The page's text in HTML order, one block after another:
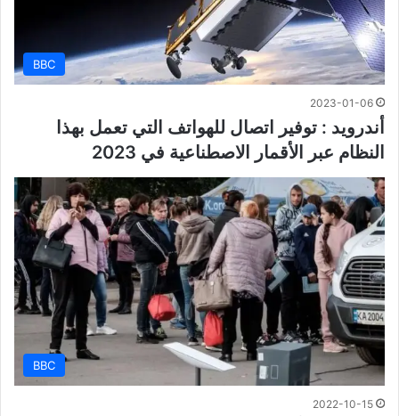
BBC
2023-01-06
أندرويد : توفير اتصال للهواتف التي تعمل بهذا
النظام عبر الأقمار الاصطناعية في 2023
BBC
2022-10-15